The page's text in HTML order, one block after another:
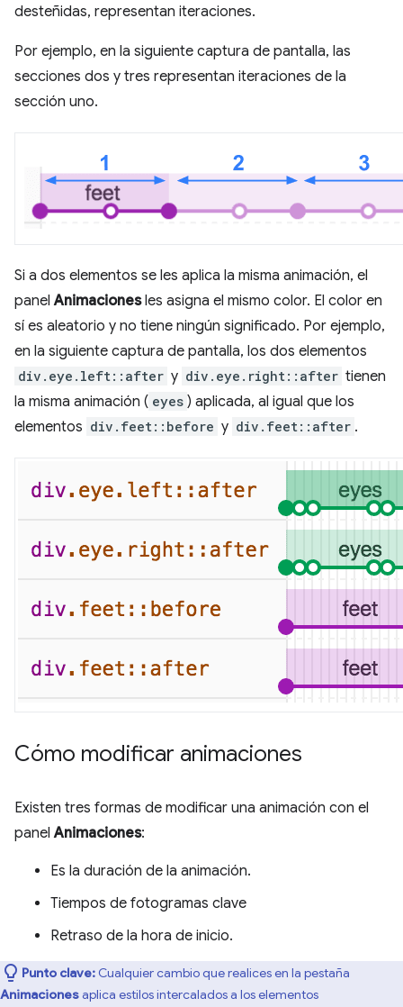
desteñidas, representan iteraciones.
Por ejemplo, en la siguiente captura de pantalla, las
secciones dos y tres representan iteraciones de la
sección uno.
Si a dos elementos se les aplica la misma animación, el
panelAnimacionesles asigna el mismo color. El color en
sí es aleatorio y no tiene ningún significado. Por ejemplo,
en la siguiente captura de pantalla, los dos elementos
div.eye.left::after y div.eye.right::after tienen
la misma animación ( eyes ) aplicada, al igual que los
elementos div.feet::before y div.feet::after .
Cómo modificar animaciones
Existen tres formas de modificar una animación con el
panelAnimaciones:
Es la duración de la animación.
Tiempos de fotogramas clave
Retraso de la hora de inicio.
Punto clave: Cualquier cambio que realices en la pestaña
Animacionesaplica estilos intercalados a los elementos